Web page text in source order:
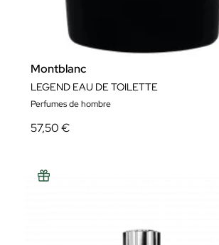
Montblanc
LEGEND EAU DE TOILETTE
Perfumes de hombre
57,50 €